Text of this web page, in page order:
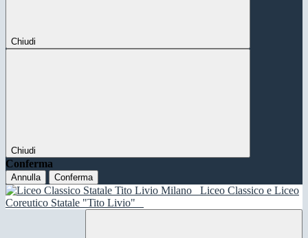
Chiudi
Chiudi
Conferma
Annulla Conferma
Liceo Classico e Liceo
Coreutico Statale "Tito Livio"